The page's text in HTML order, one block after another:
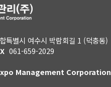
특별시 여수시 박람회길 1 (덕충동)
061-659-2029
Management Corporation